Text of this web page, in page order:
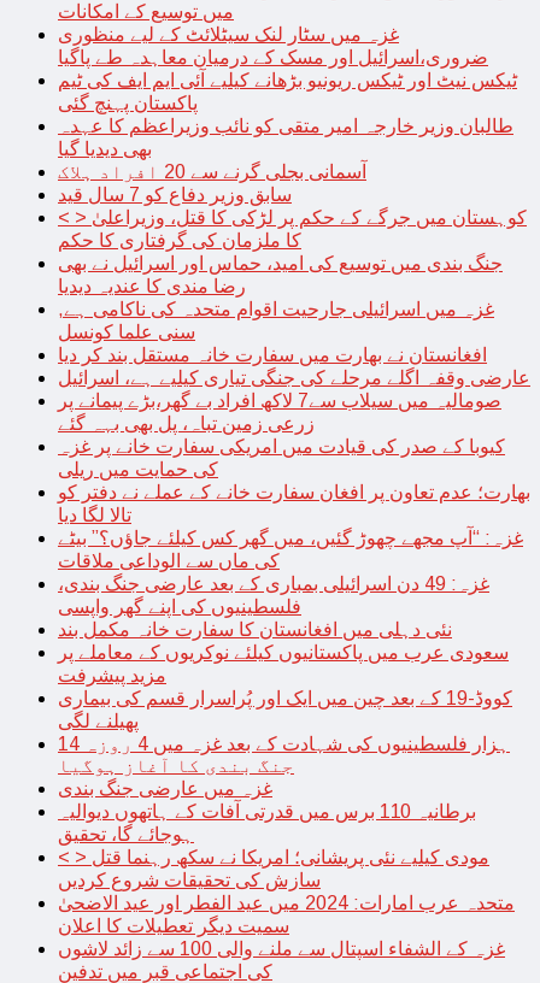
میں توسیع کے امکانات
غزہ میں سٹار لنک سیٹلائٹ کے لیے منظوری
ضروری،اسرائیل اور مسک کے درمیان معاہدہ طے پاگیا
ٹیکس نیٹ اور ٹیکس ریونیو بڑھانے کیلیے آئی ایم ایف کی ٹیم
پاکستان پہنچ گئی
طالبان وزیر خارجہ امیر متقی کو نائب وزیراعظم کا عہدہ
بھی دیدیا گیا
آسمانی بجلی گرنے سے 20 افراد ہلاک
سابق وزیر دفاع کو 7 سال قید
< > کوہستان میں جرگے کے حکم پر لڑکی کا قتل، وزیراعلیٰ
کا ملزمان کی گرفتاری کا حکم
جنگ بندی میں توسیع کی امید، حماس اور اسرائیل نے بھی
رضا مندی کا عندیہ دیدیا
غزہ میں اسرائیلی جارحیت اقوام متحدہ کی ناکامی ہے,
سنی علما کونسل
افغانستان نے بھارت میں سفارت خانہ مستقل بند کر دیا
عارضی وقفہ اگلے مرحلے کی جنگی تیاری کیلیے ہے، اسرائیل
صومالیہ میں سیلاب سے7 لاکھ افراد بے گھر،بڑے پیمانے پر
زرعی زمین تباہ، پل بھی بہہ گئے
کیوبا کے صدر کی قیادت میں امریکی سفارت خانے پر غزہ
کی حمایت میں ریلی
بھارت؛ عدم تعاون پر افغان سفارت خانے کے عملے نے دفتر کو
تالا لگا دیا
غزہ: “آپ مجھے چھوڑ گئیں، میں گھر کس کیلئے جاؤں؟” بیٹے
کی ماں سے الوداعی ملاقات
غزہ: 49 دن اسرائیلی بمباری کے بعد عارضی جنگ بندی،
فلسطینیوں کی اپنے گھر واپسی
نئی دہلی میں افغانستان کا سفارت خانہ مکمل بند
سعودی عرب میں پاکستانیوں کیلئے نوکریوں کے معاملے پر
مزید پیشرفت
کووڈ-19 کے بعد چین میں ایک اور پُراسرار قسم کی بیماری
پھیلنے لگی
14 ہزار فلسطینیوں کی شہادت کے بعد غزہ میں 4 روزہ
جنگ بندی کا آغاز ہوگیا
غزہ میں عارضی جنگ بندی
برطانیہ 110 برس میں قدرتی آفات کے ہاتھوں دیوالیہ
ہوجائے گا، تحقیق
< > مودی کیلیے نئی پریشانی؛ امریکا نے سکھ رہنما قتل
سازش کی تحقیقات شروع کردیں
متحدہ عرب امارات: 2024 میں عید الفطر اور عید الاضحیٰ
سمیت دیگر تعطیلات کا اعلان
غزہ کے الشفاء اسپتال سے ملنے والی 100 سے زائد لاشوں
کی اجتماعی قبر میں تدفین